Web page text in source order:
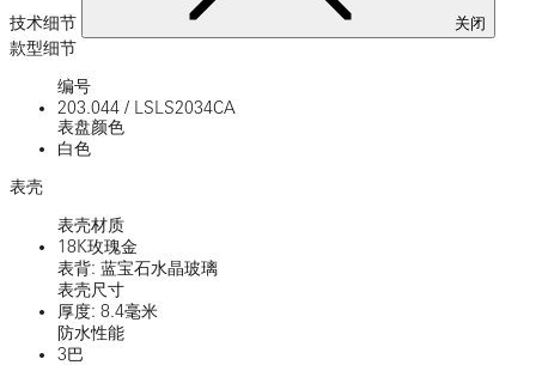
技术细节 关闭
款型细节
编号
203.044 /
LSLS2034CA
表盘颜色
白色
表壳
表壳材质
18K玫瑰金
表背: 蓝宝石水晶玻璃
表壳尺寸
厚度: 8.4毫米
防水性能
3巴